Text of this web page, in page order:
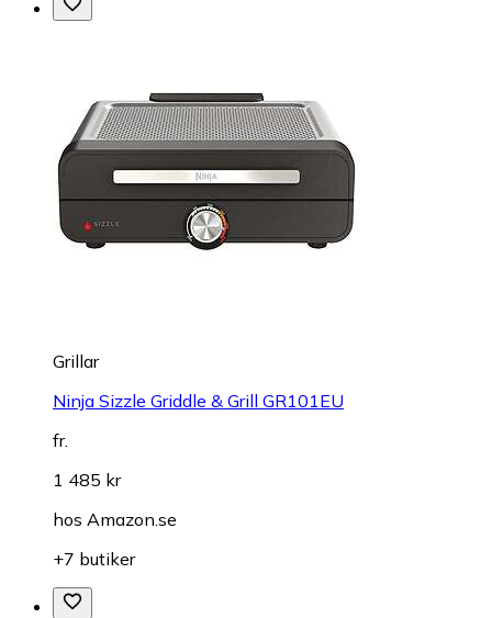
Grillar
Ninja Sizzle Griddle & Grill GR101EU
fr.
1 485 kr
hos Amazon.se
+7 butiker